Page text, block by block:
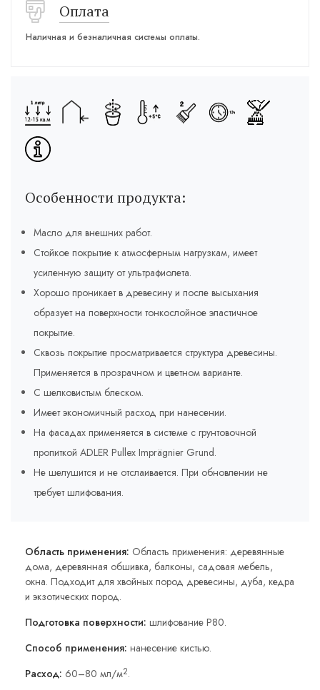
Оплата
Наличная и безналичная системы оплаты.
Особенности продукта:
Масло для внешних работ.
Стойкое покрытие к атмосферным нагрузкам, имеет
усиленную защиту от ультрафиолета.
Хорошо проникает в древесину и после высыхания
образует на поверхности тонкослойное эластичное
покрытие.
Сквозь покрытие просматривается структура древесины.
Применяется в прозрачном и цветном варианте.
С шелковистым блеском.
Имеет экономичный расход при нанесении.
На фасадах применяется в системе с грунтовочной
пропиткой ADLER Pullex Imprägnier Grund.
Не шелушится и не отслаивается. При обновлении не
требует шлифования.
Область применения: Область применения: деревянные
дома, деревянная обшивка, балконы, садовая мебель,
окна. Подходит для хвойных пород древесины, дуба, кедра
и экзотических пород.
Подготовка поверхности: шлифование P80.
Способ применения: нанесение кистью.
Расход: 60–80 мл/м2.